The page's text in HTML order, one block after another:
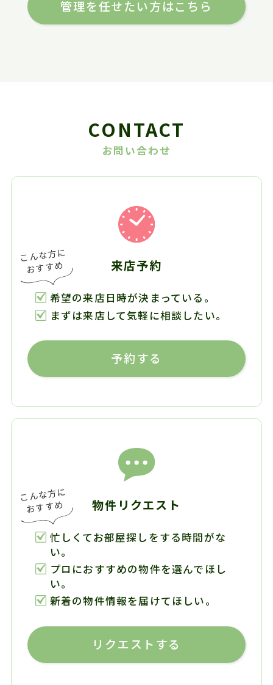
管理を任せたい方はこちら
CONTACT
お問い合わせ
来店予約
希望の来店日時が決まっている。
まずは来店して気軽に相談したい。
予約する
物件リクエスト
忙しくてお部屋探しをする時間がな
い。
プロにおすすめの物件を選んでほし
い。
新着の物件情報を届けてほしい。
リクエストする